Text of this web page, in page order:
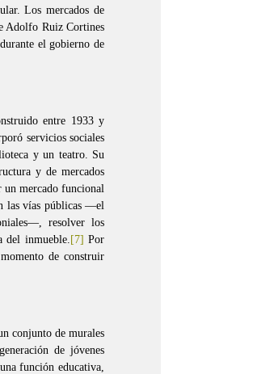
Los mercados de
Adolfo Ruiz Cortines
el gobierno de
entre 1933 y
servicios sociales
y un teatro. Su
y de mercados
un mercado funcional
las vías públicas —el
resolver los
del inmueble.[7] Por
de construir
conjunto de murales
de jóvenes
función educativa,